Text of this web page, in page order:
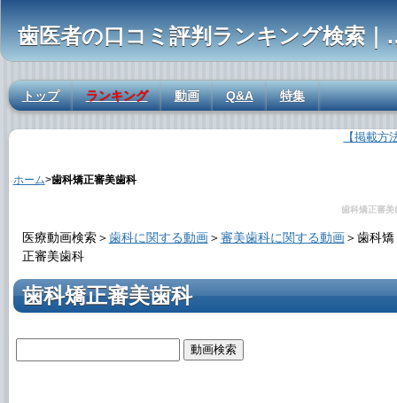
歯医者の口コ
トップ ランキング 動画 Q&A 特集
【掲載方
ホーム>歯科矯正審美歯科
歯科矯正審美
医療動画検索＞歯科に関する動画＞審美歯科に関する動画＞歯科矯
正審美歯科
歯科矯正審美歯科